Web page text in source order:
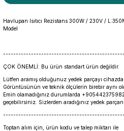
Havlupan Isıtıcı Rezistans 300W / 230V /
Model
ÇOK ÖNEMLİ: Bu ürün standart ürün değildir.
Lütfen aramış olduğunuz yedek parçayı
Görüntüsünün ve teknik ölçülerin birebir aynı
Emin olamadığınız durumlarda
geçebilirsiniz. Sizlerden aradığınız yedek
Toptan alım için, ürün kodu ve talep miktarı ile